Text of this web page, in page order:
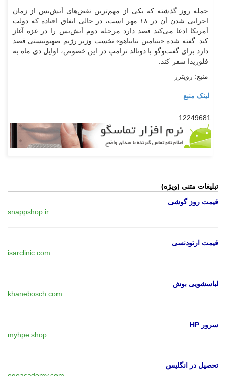
حمله روز گذشته که یکی از مهم‌ترین نقض‌های آتش‌بس از زمان
اجرایی شدن آن در ۱۸ مهر است، در حالی اتفاق افتاده که دولت
آمریکا ادعا می‌کند قصد دارد مرحله دوم آتش‌بس را در غزه آغاز
کند. گفته شده «بنیامین نتانیاهو» نخست وزیر رژیم صهیونیستی قصد
دارد برای گفت‌و‌گو با دونالد ترامپ در این خصوص، اوایل دی ماه به
فلوریدا سفر کند.
منبع: رویترز
لینک منبع
12249681
تبلیغات متنی (ویژه)
قیمت روز گوشی
snappshop.ir
قیمت ارتودنسی
isarclinic.com
لباسشویی بوش
khanebosch.com
سرور HP
myhpe.shop
تحصیل در انگلیس